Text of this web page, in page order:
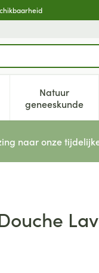
en kinderen
voor Vitaliteit
Natuur
geneeskunde
Toon
naar onze
Pump